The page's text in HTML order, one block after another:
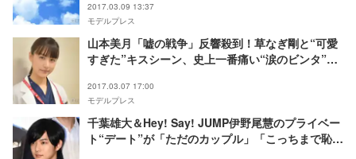
2017.03.09 13:37
モデルプレス
山本美月「嘘の戦争」反響殺到！草なぎ剛と“可愛
すぎた”キスシーン、史上一番痛い“涙のビンタ”…
2017.03.07 17:00
モデルプレス
千葉雄大＆Hey! Say! JUMP伊野尾慧のプライベー
ト“デート”が「ただのカップル」「こっちまで恥ず